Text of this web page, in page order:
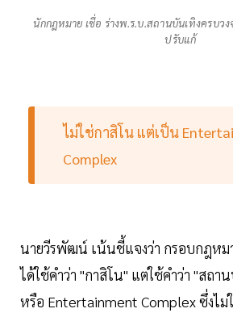
นักกฎหมาย เชื่อ ร่างพ.ร.บ.สถานบันเทิงครบว
ปรับแก้
ไม่ใช่กาสิโน แต่เป็น
Complex
นายวีรพัฒน์ เน้นชี้แจงว่า กรอบกฎห
ได้ใช้คำว่า "กาสิโน" แต่ใช้คำว่า "สถา
หรือ Entertainment Complex ซึ่งไ